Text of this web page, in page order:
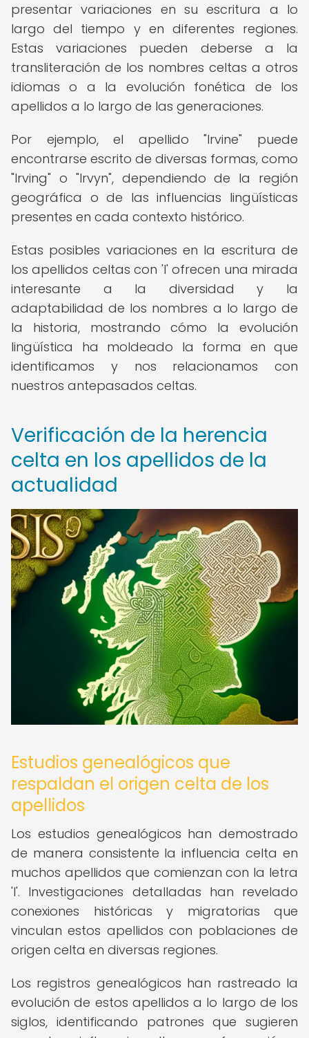
presentar variaciones en su escritura a lo
largo del tiempo y en diferentes regiones.
Estas variaciones pueden deberse a la
transliteración de los nombres celtas a otros
idiomas o a la evolución fonética de los
apellidos a lo largo de las generaciones.
Por ejemplo, el apellido "Irvine" puede
encontrarse escrito de diversas formas, como
"Irving" o "Irvyn", dependiendo de la región
geográfica o de las influencias lingüísticas
presentes en cada contexto histórico.
Estas posibles variaciones en la escritura de
los apellidos celtas con 'I' ofrecen una mirada
interesante a la diversidad y la
adaptabilidad de los nombres a lo largo de
la historia, mostrando cómo la evolución
lingüística ha moldeado la forma en que
identificamos y nos relacionamos con
nuestros antepasados celtas.
Verificación de la herencia
celta en los apellidos de la
actualidad
Estudios genealógicos que
respaldan el origen celta de los
apellidos
Los estudios genealógicos han demostrado
de manera consistente la influencia celta en
muchos apellidos que comienzan con la letra
'I'. Investigaciones detalladas han revelado
conexiones históricas y migratorias que
vinculan estos apellidos con poblaciones de
origen celta en diversas regiones.
Los registros genealógicos han rastreado la
evolución de estos apellidos a lo largo de los
siglos, identificando patrones que sugieren